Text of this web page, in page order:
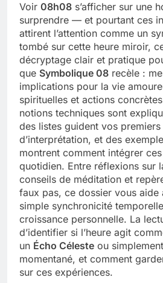
Découvrez notre
gratuit
collégiens et
4 Mois Ago
Liste complète
rezoactif.com à
4 Mois Ago
Tout savoir sur
nouvelle guinée :
5 Mois Ago
Quels sont les
l’eucalyptus
5 Mois Ago
Voir 08h08 s’afficher sur une
surprendre — et pourtant ces
attirent l’attention comme un
tombé sur cette heure miroir,
décryptage clair et pratique
que Symbolique 08 recèle :
implications pour la vie
spirituelles et actions
notions techniques sont
des listes guident vos premiers
d’interprétation, et des
montrent comment intégrer
quotidien. Entre réflexions sur
conseils de méditation et
faux pas, ce dossier vous aide
simple synchronicité
croissance personnelle. La
d’identifier si l’heure agit
un Écho Céleste ou
momentané, et comment
sur ces expériences.